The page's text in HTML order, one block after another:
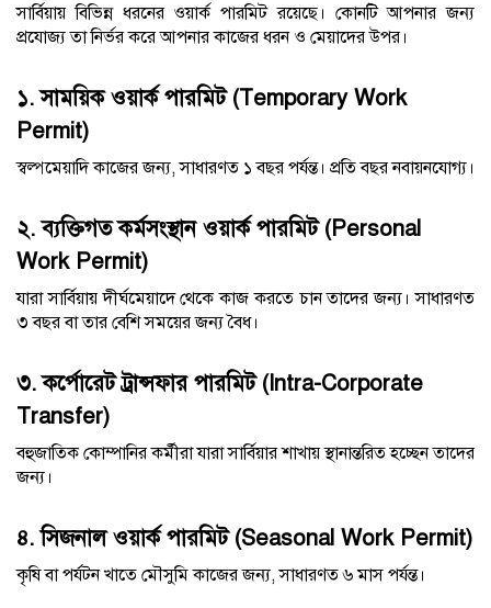
সার্বিয়ায় বিভিন্ন ধরনের ওয়ার্ক পারমিট রয়েছে। কোনটি আপনার জন্য
প্রযোজ্য তা নির্ভর করে আপনার কাজের ধরন ও মেয়াদের উপর।
১. সাময়িক ওয়ার্ক পারমিট (Temporary Work
Permit)
স্বল্পমেয়াদি কাজের জন্য, সাধারণত ১ বছর পর্যন্ত। প্রতি বছর নবায়নযোগ্য।
২. ব্যক্তিগত কর্মসংস্থান ওয়ার্ক পারমিট (Personal
Work Permit)
যারা সার্বিয়ায় দীর্ঘমেয়াদে থেকে কাজ করতে চান তাদের জন্য। সাধারণত
৩ বছর বা তার বেশি সময়ের জন্য বৈধ।
৩. কর্পোরেট ট্রান্সফার পারমিট (Intra-Corporate
Transfer)
বহুজাতিক কোম্পানির কর্মীরা যারা সার্বিয়ার শাখায় স্থানান্তরিত হচ্ছেন তাদের
জন্য।
৪. সিজনাল ওয়ার্ক পারমিট (Seasonal Work Permit)
কৃষি বা পর্যটন খাতে মৌসুমি কাজের জন্য, সাধারণত ৬ মাস পর্যন্ত।